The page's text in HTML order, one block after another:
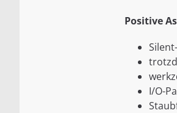
Positive
I/O-